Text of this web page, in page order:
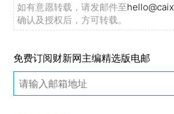
如有意愿转载，请发邮件至
确认及授权后，方可转载。
免费订阅财新网主编精选版电邮